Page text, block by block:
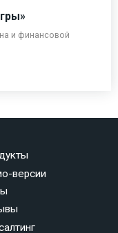
и финансовой
версии